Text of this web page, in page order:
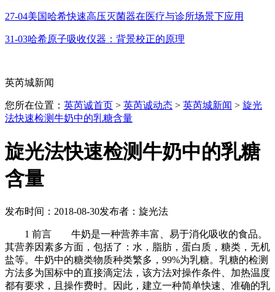
27-04美国哈希快速高压灭菌器在医疗与诊所场景下应用
31-03哈希原子吸收仪器：背景校正的原理
英芮城新闻
您所在位置： 英芮诚首页 > 英芮诚动态 > 英芮城新闻 > 旋光
法快速检测牛奶中的乳糖含量
旋光法快速检测牛奶中的乳糖
含量
发布时间：2018-08-30发布者：旋光法
1 前言 牛奶是一种营养丰富、易于消化吸收的食品。
其营养因素多方面，包括了：水，脂肪，蛋白质，糖类，无机
盐等。牛奶中的糖类物质种类繁多，99%为乳糖。乳糖的检测
方法多为国标中的直接滴定法，该方法对操作条件、加热温度
都有要求，且操作费时。因此，建立一种简单快速、准确的乳